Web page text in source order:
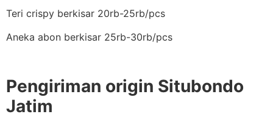
Teri crispy berkisar 20rb-25rb/pcs
Aneka abon berkisar 25rb-30rb/pcs
Pengiriman origin Situbondo
Jatim